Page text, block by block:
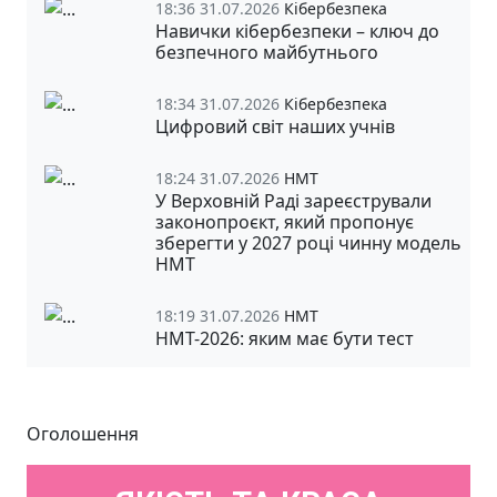
18:36 31.07.2026 Кібербезпека
Навички кібербезпеки – ключ до
безпечного майбутнього
18:34 31.07.2026 Кібербезпека
Цифровий світ наших учнів
18:24 31.07.2026 НМТ
У Верховній Раді зареєстрували
законопроєкт, який пропонує
зберегти у 2027 році чинну модель
НМТ
18:19 31.07.2026 НМТ
НМТ-2026: яким має бути тест
Оголошення